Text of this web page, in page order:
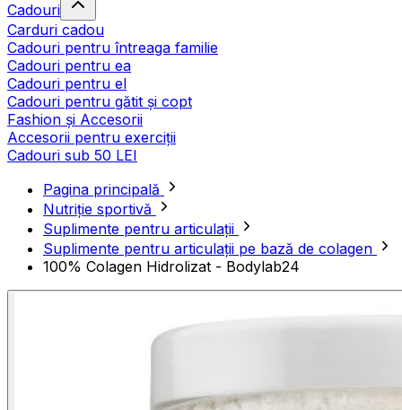
Cadouri
Carduri cadou
Cadouri pentru întreaga familie
Cadouri pentru ea
Cadouri pentru el
Cadouri pentru gătit și copt
Fashion și Accesorii
Accesorii pentru exerciții
Cadouri sub 50 LEI
Pagina principală
Nutriție sportivă
Suplimente pentru articulații
Suplimente pentru articulații pe bază de colagen
100% Colagen Hidrolizat - Bodylab24